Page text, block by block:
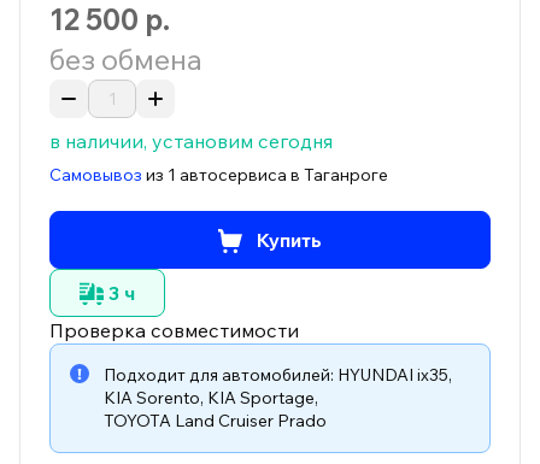
12 500 р.
без обмена
в наличии, установим сегодня
Самовывоз из 1 автосервиса в Таганроге
Купить
3 ч
Проверка совместимости
Подходит для автомобилей: HYUNDAI ix35,
KIA Sorento, KIA Sportage,
TOYOTA Land Cruiser Prado